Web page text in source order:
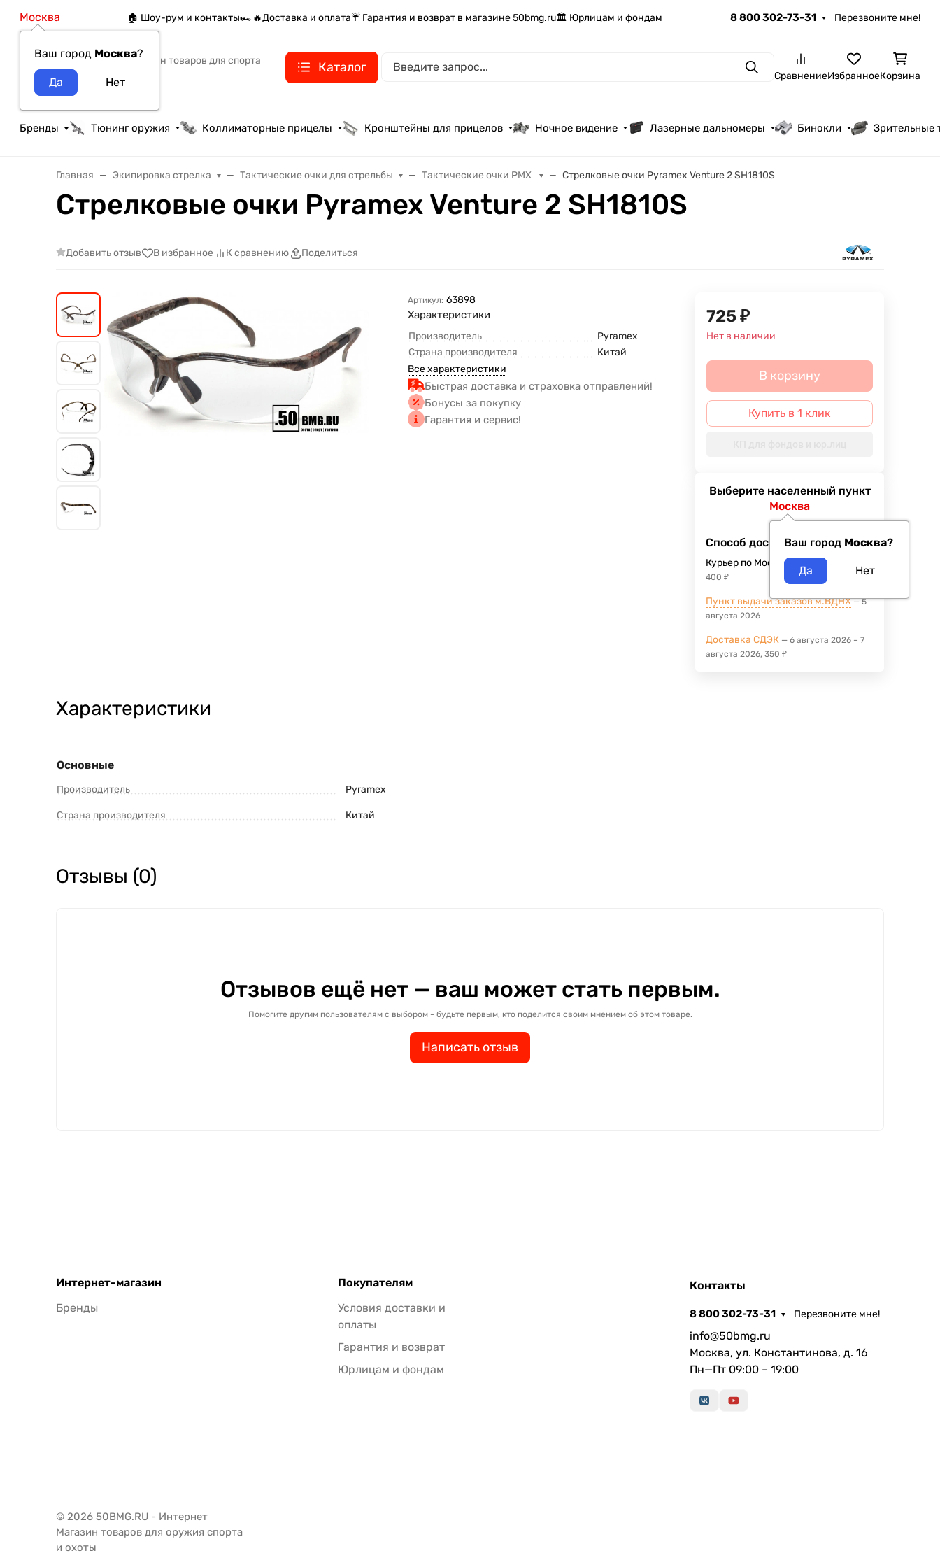
Москва
Ваш город Москва?
🏠 Шоу-рум и контакты🏎️🔥Доставка и оплата☔ Гарантия и возврат в магазине 50bmg.ru🏛️ Юрлицам и фондам 8 800 302-73-31 Перезвоните мне!
Интернет-магазин товаров для спорта
тактики и охоты
Каталог ПоискСравнениеИзбранноеКорзина
Бренды Тюнинг оружия Коллиматорные прицелы Кронштейны для прицелов Ночное видение Лазерные дальномеры Бинокли Зрительные
Главная Экипировка стрелка Тактические очки для стрельбы Тактические очки PMX Cтрелковые очки Pyramex Venture 2 SH1810S
Cтрелковые очки Pyramex Venture 2 SH1810S
Добавить отзыв В избранное К сравнению Поделиться
Артикул: 63898
Характеристики
Производитель
Pyramex
Страна производителя
Китай
Все характеристики
Быстрая доставка и страховка отправлений!
Бонусы за покупку
Гарантия и сервис!
725₽
Нет в наличии
В корзину
Купить в 1 клик
Выберите населенный пункт
Москва
Ваш город Москва?
Способ доставки
Курьер по Москве
10 августа 2026
400₽
Пункт выдачи заказов м.ВДНХ
5
августа 2026
Доставка СДЭК 6 августа 2026 – 7
августа 2026 350₽
Характеристики
Основные
Производитель Pyramex
Страна производителя Китай
Отзывы (0)
Отзывов ещё нет — ваш может стать первым.
Помогите другим пользователям с выбором - будьте первым, кто поделится своим мнением об этом товаре.
Написать отзыв
Интернет-магазин
Бренды
Покупателям
Условия доставки и
оплаты
Гарантия и возврат
Юрлицам и фондам
Контакты
8 800 302-73-31 Перезвоните мне!
info@50bmg.ru
Москва, ул. Константинова, д. 16
Пн—Пт 09:00 – 19:00
© 2026 50BMG.RU - Интернет
Магазин товаров для оружия спорта
и охоты